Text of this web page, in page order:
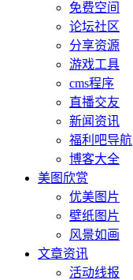
免费空间
论坛社区
分享资源
游戏工具
cms程序
直播交友
新闻资讯
福利吧导航
博客大全
美图欣赏
优美图片
壁纸图片
风景如画
文章资讯
活动线报